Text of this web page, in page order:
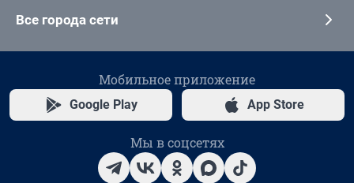
Все города сети
Мобильное приложение
Google Play App Store
Мы в соцсетях